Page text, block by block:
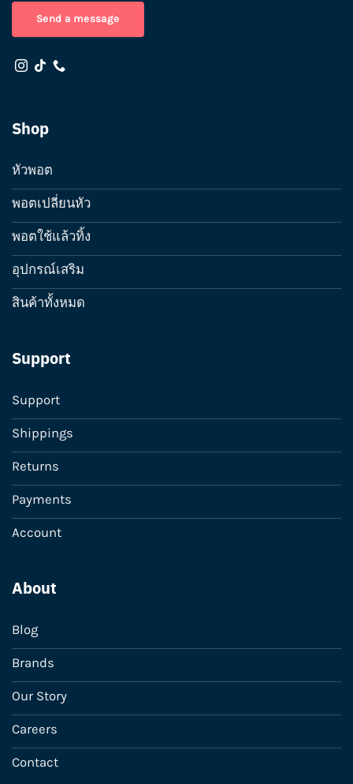
Send a message
Shop
หัวพอต
พอตเปลี่ยนหัว
พอตใช้แล้วทิ้ง
อุปกรณ์เสริม
สินค้าทั้งหมด
Support
Support
Shippings
Returns
Payments
Account
About
Blog
Brands
Our Story
Careers
Contact